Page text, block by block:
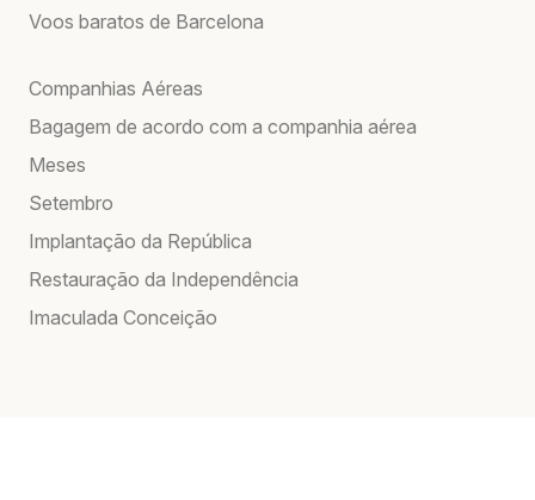
Voos baratos de Barcelona
Companhias Aéreas
Bagagem de acordo com a companhia aérea
Meses
Setembro
Implantação da República
Restauração da Independência
Imaculada Conceição